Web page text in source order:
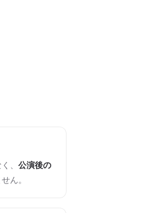
、 公演後の
ん。